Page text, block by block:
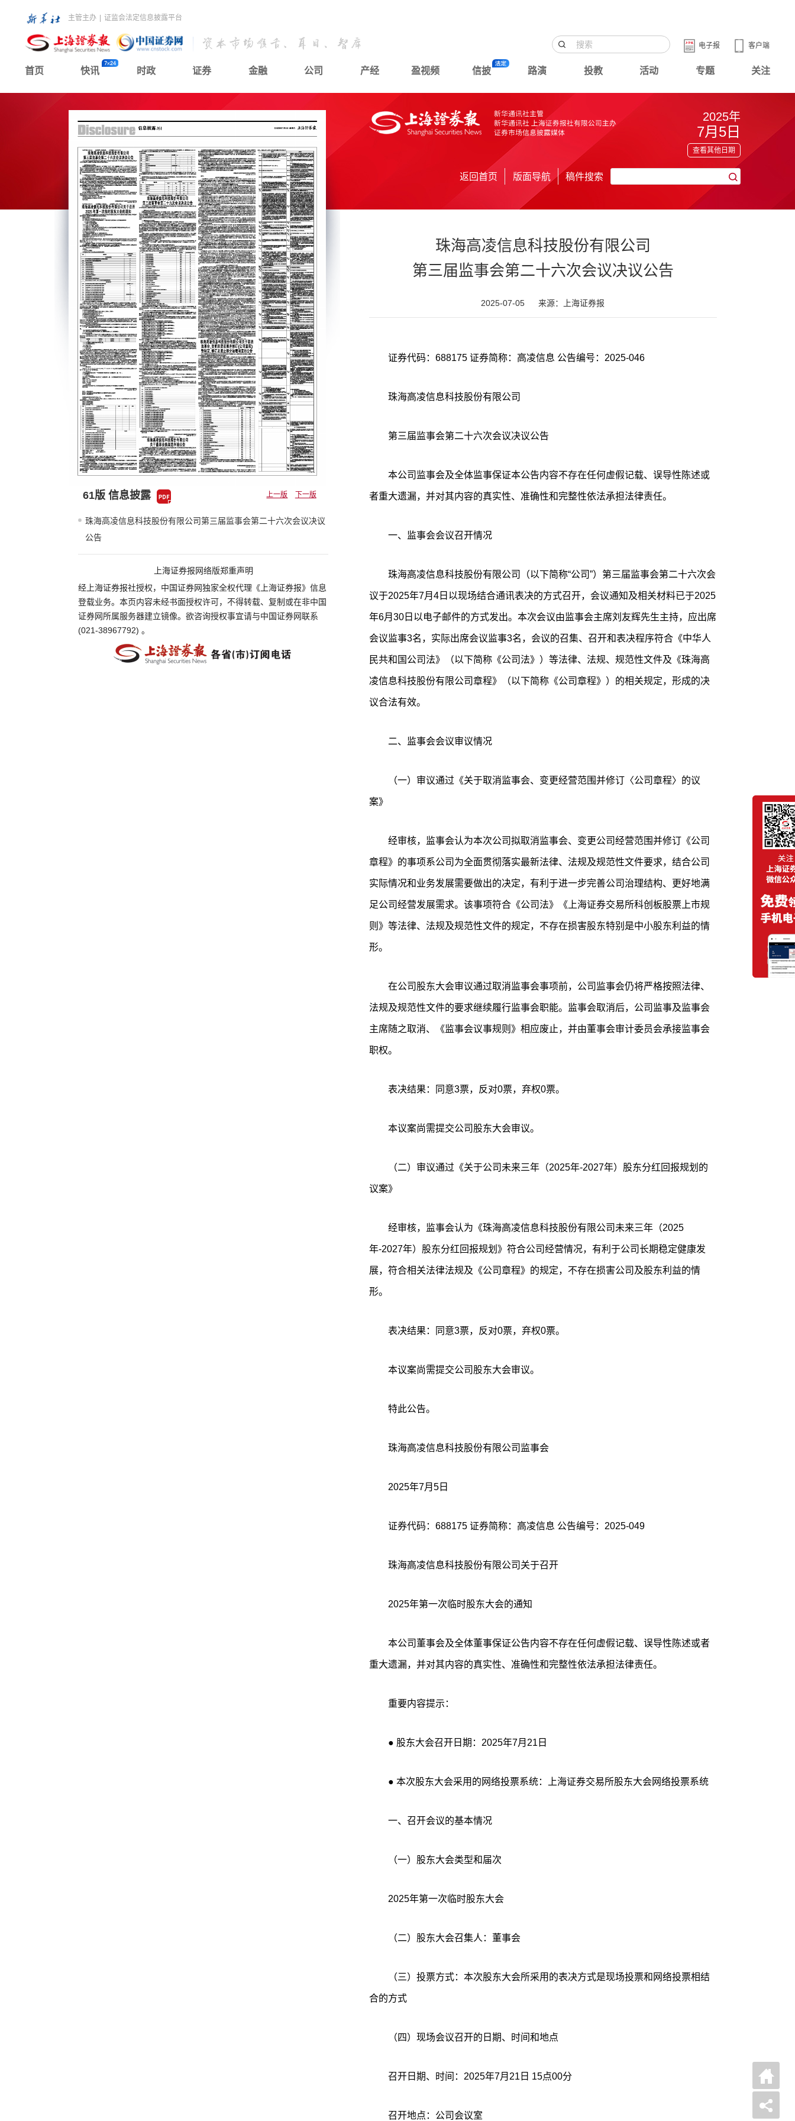
主管主办 证监会法定信息披露平台
客户端
电子报
首页 快讯 时政 证券 金融 公司 产经 盈视频 信披 路演 投教 活动 专题 关注
61版 信息披露 上一版 下一版
珠海高凌信息科技股份有限公司第三届监事会第二十六次会议决议
公告
上海证券报网络版郑重声明
经上海证券报社授权，中国证券网独家全权代理《上海证券报》信息
登载业务。本页内容未经书面授权许可，不得转载、复制或在非中国
证券网所属服务器建立镜像。欲咨询授权事宜请与中国证券网联系
(021-38967792) 。
2025年
7月5日
查看其他日期
返回首页 版面导航 稿件搜索
珠海高凌信息科技股份有限公司
第三届监事会第二十六次会议决议公告
2025-07-05 来源：上海证券报
证券代码：688175 证券简称：高凌信息 公告编号：2025-046
珠海高凌信息科技股份有限公司
第三届监事会第二十六次会议决议公告
本公司监事会及全体监事保证本公告内容不存在任何虚假记载、误导性陈述或
者重大遗漏，并对其内容的真实性、准确性和完整性依法承担法律责任。
一、监事会会议召开情况
珠海高凌信息科技股份有限公司（以下简称“公司”）第三届监事会第二十六次会
议于2025年7月4日以现场结合通讯表决的方式召开，会议通知及相关材料已于2025
年6月30日以电子邮件的方式发出。本次会议由监事会主席刘友辉先生主持，应出席
会议监事3名，实际出席会议监事3名，会议的召集、召开和表决程序符合《中华人
民共和国公司法》（以下简称《公司法》）等法律、法规、规范性文件及《珠海高
凌信息科技股份有限公司章程》（以下简称《公司章程》）的相关规定，形成的决
议合法有效。
二、监事会会议审议情况
（一）审议通过《关于取消监事会、变更经营范围并修订〈公司章程〉的议
案》
经审核，监事会认为本次公司拟取消监事会、变更公司经营范围并修订《公司
章程》的事项系公司为全面贯彻落实最新法律、法规及规范性文件要求，结合公司
实际情况和业务发展需要做出的决定，有利于进一步完善公司治理结构、更好地满
足公司经营发展需求。该事项符合《公司法》《上海证券交易所科创板股票上市规
则》等法律、法规及规范性文件的规定，不存在损害股东特别是中小股东利益的情
形。
在公司股东大会审议通过取消监事会事项前，公司监事会仍将严格按照法律、
法规及规范性文件的要求继续履行监事会职能。监事会取消后，公司监事及监事会
主席随之取消、《监事会议事规则》相应废止，并由董事会审计委员会承接监事会
职权。
表决结果：同意3票，反对0票，弃权0票。
本议案尚需提交公司股东大会审议。
（二）审议通过《关于公司未来三年（2025年-2027年）股东分红回报规划的
议案》
经审核，监事会认为《珠海高凌信息科技股份有限公司未来三年（2025
年-2027年）股东分红回报规划》符合公司经营情况，有利于公司长期稳定健康发
展，符合相关法律法规及《公司章程》的规定，不存在损害公司及股东利益的情
形。
表决结果：同意3票，反对0票，弃权0票。
本议案尚需提交公司股东大会审议。
特此公告。
珠海高凌信息科技股份有限公司监事会
2025年7月5日
证券代码：688175 证券简称：高凌信息 公告编号：2025-049
珠海高凌信息科技股份有限公司关于召开
2025年第一次临时股东大会的通知
本公司董事会及全体董事保证公告内容不存在任何虚假记载、误导性陈述或者
重大遗漏，并对其内容的真实性、准确性和完整性依法承担法律责任。
重要内容提示：
● 股东大会召开日期：2025年7月21日
● 本次股东大会采用的网络投票系统：上海证券交易所股东大会网络投票系统
一、召开会议的基本情况
（一）股东大会类型和届次
2025年第一次临时股东大会
（二）股东大会召集人：董事会
（三）投票方式：本次股东大会所采用的表决方式是现场投票和网络投票相结
合的方式
（四）现场会议召开的日期、时间和地点
召开日期、时间：2025年7月21日 15点00分
召开地点：公司会议室